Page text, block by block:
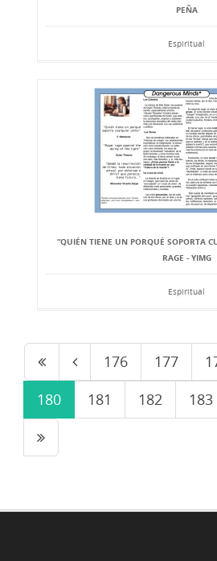
PEÑA
Espiritual
“QUIÉN TIENE UN PORQUÉ SOPORTA
RAGE - YIMG
Espiritual
176 177
180
181 182 183